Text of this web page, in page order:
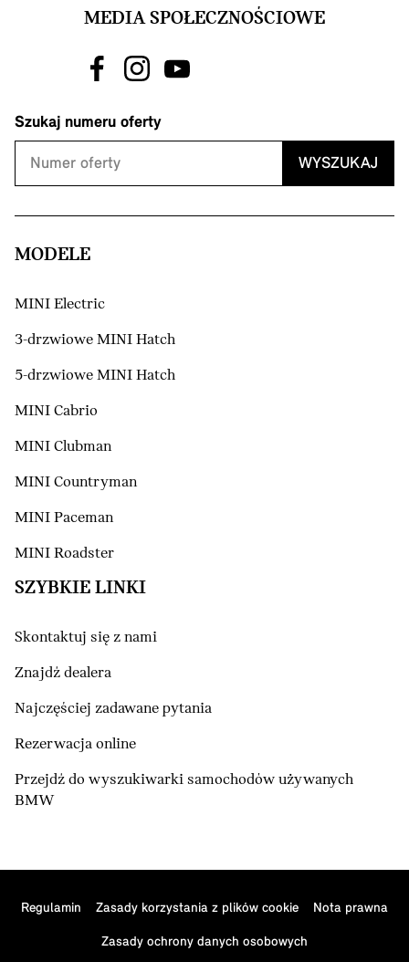
MEDIA SPOŁECZNOŚCIOWE
Szukaj numeru oferty
WYSZUKAJ
MODELE
MINI Electric
3-drzwiowe MINI Hatch
5-drzwiowe MINI Hatch
MINI Cabrio
MINI Clubman
MINI Countryman
MINI Paceman
MINI Roadster
SZYBKIE LINKI
Skontaktuj się z nami
Znajdź dealera
Najczęściej zadawane pytania
Rezerwacja online
Przejdź do wyszukiwarki samochodów używanych
BMW
Regulamin Zasady korzystania z plików cookie Nota prawna
Zasady ochrony danych osobowych